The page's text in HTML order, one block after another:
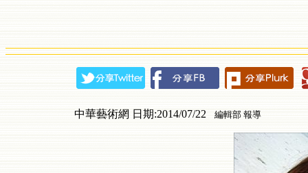
中華藝術網 日期:2014/07/22 編輯部 報導